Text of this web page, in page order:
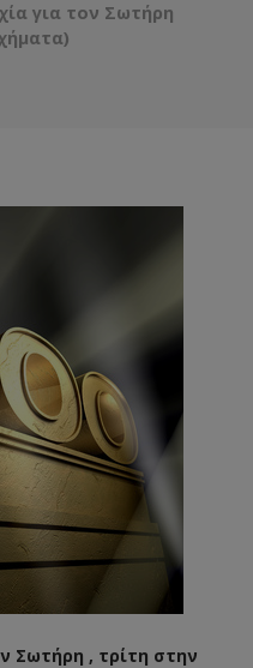
για τον Σωτήρη
Σωτήρη , τρίτη στην